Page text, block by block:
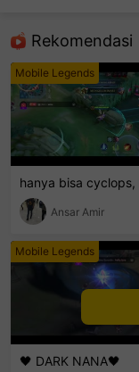
Rekomendasi
Mobile Legends
hanya bisa cyclops,
Ansar Amir
Mobile Legends
🖤 DARK NANA🖤